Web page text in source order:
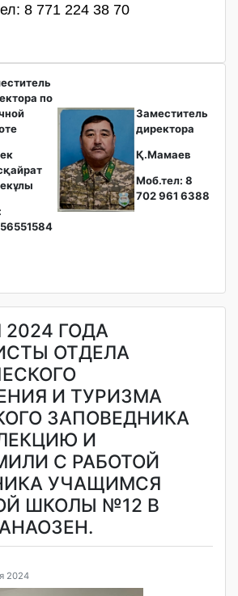
8 771 224 38 70
по
Заместитель
директора
Қ.Мамаев
Моб.тел: 8
702 961 6388
2024 ГОДА
ОТДЕЛА
И ТУРИЗМА
ЗАПОВЕДНИКА
И
С РАБОТОЙ
УЧАЩИМСЯ
ШКОЛЫ №12 В
2024